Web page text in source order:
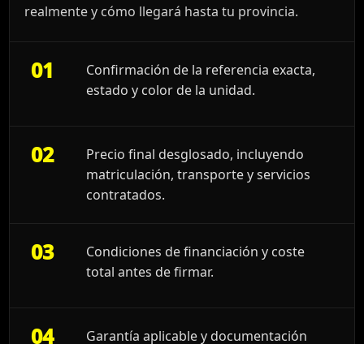
realmente y cómo llegará hasta tu provincia.
01
Confirmación de la referencia exacta,
estado y color de la unidad.
02
Precio final desglosado, incluyendo
matriculación, transporte y servicios
contratados.
03
Condiciones de financiación y coste
total antes de firmar.
04
Garantía aplicable y documentación